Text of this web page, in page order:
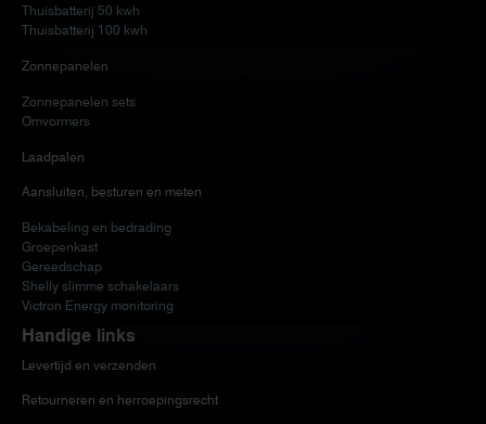
Thuisbatterij 50 kwh
Thuisbatterij 100 kwh
Zonnepanelen
Zonnepanelen sets
Omvormers
Laadpalen
Aansluiten, besturen en meten
Bekabeling en bedrading
Groepenkast
Gereedschap
Shelly slimme schakelaars
Victron Energy monitoring
Handige links
Levertijd en verzenden
Retourneren en herroepingsrecht